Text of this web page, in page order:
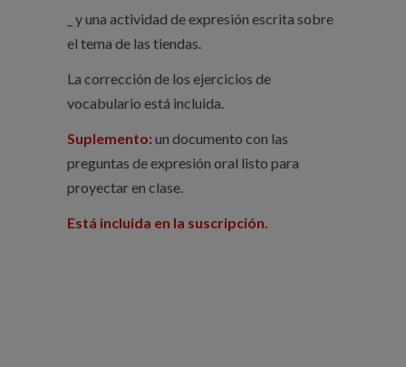
_ y una actividad de expresión escrita sobre
el tema de las tiendas.
La corrección de los ejercicios de
vocabulario está incluida.
Suplemento: un documento con las
preguntas de expresión oral listo para
proyectar en clase.
Está incluida en la suscripción.